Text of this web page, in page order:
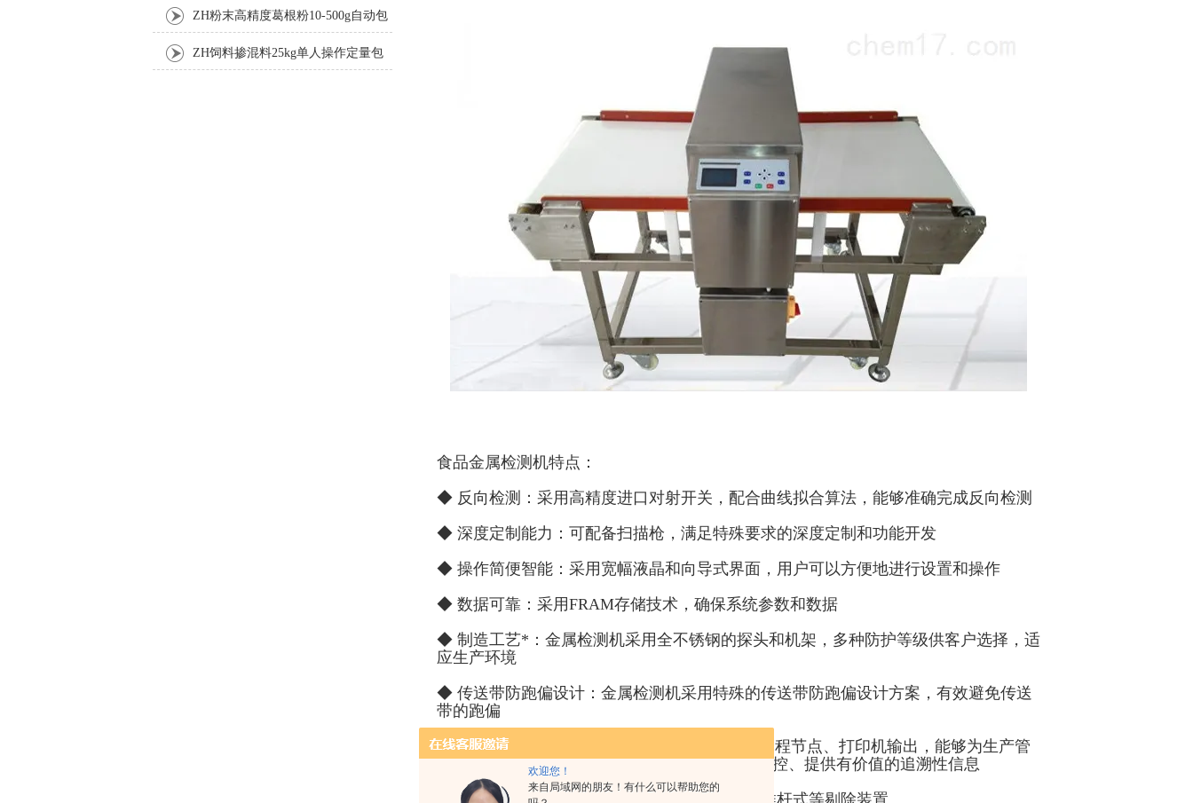
欢迎您！
来自局域网的朋友！有什么可以帮助您的
食品金属检测机特点：
◆ 反向检测：采用高精度进口对射开关，配合曲线拟合算法，能够准确完成反向检测
◆ 深度定制能力：可配备扫描枪，满足特殊要求的深度定制和功能开发
◆ 操作简便智能：采用宽幅液晶和向导式界面，用户可以方便地进行设置和操作
◆ 数据可靠：采用FRAM存储技术，确保系统参数和数据
◆ 制造工艺*：金属检测机采用全不锈钢的探头和机架，多种防护等级供客户选择，适
应生产环境
◆ 传送带防跑偏设计：金属检测机采用特殊的传送带防跑偏设计方案，有效避免传送
带的跑偏
◆ 的外围接口：可配置RS-485数据通讯、PLC编程节点、打印机输出，能够为生产管
理系统提供实时数据，用于远程控制、分析和监控、提供有价值的追溯性信息
◆ 剔除装置：配备挡臂式、吹气式、翻板式、推杆式等剔除装置
装机 ZH粉末高精度葛根粉10-500g自动包
装机 ZH饲料掺混料25kg单人操作定量包